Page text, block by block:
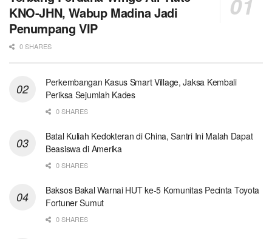
KNO-JHN, Wabup Madina Jadi
Penumpang VIP
0 SHARES
Perkembangan Kasus Smart Village, Jaksa Kembali
Periksa Sejumlah Kades
0 SHARES
Batal Kuliah Kedokteran di China, Santri Ini Malah Dapat
Beasiswa di Amerika
0 SHARES
Baksos Bakal Warnai HUT ke-5 Komunitas Pecinta Toyota
Fortuner Sumut
0 SHARES